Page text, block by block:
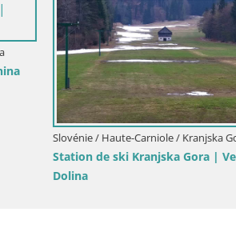
Slovénie / Haute-Carniole / Kranjska Gora
Station de ski Kranjska Gora | Velika
Dolina